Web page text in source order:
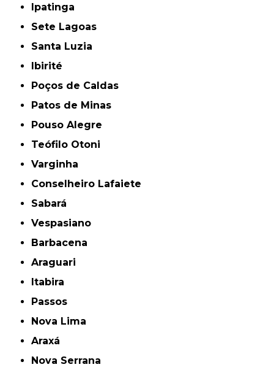
Ipatinga
Sete Lagoas
Santa Luzia
Ibirité
Poços de Caldas
Patos de Minas
Pouso Alegre
Teófilo Otoni
Varginha
Conselheiro Lafaiete
Sabará
Vespasiano
Barbacena
Araguari
Itabira
Passos
Nova Lima
Araxá
Nova Serrana